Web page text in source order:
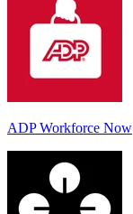
ADP Workforce Now